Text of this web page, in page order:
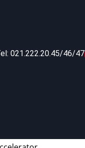
021.222.20.45/46/47